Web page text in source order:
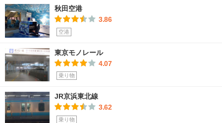
秋田空港
3.86
空港
東京モノレール
4.07
乗り物
JR京浜東北線
3.62
乗り物